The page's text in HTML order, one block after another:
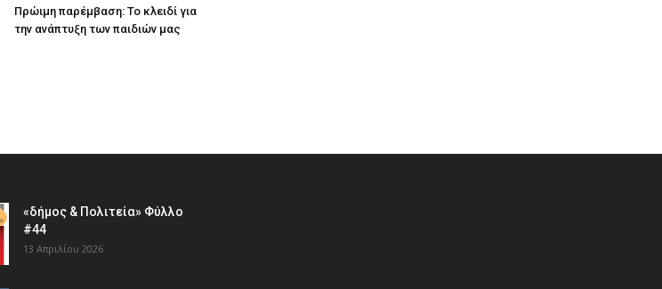
Πρώιμη παρέμβαση: Το κλειδί για
την ανάπτυξη των παιδιών µας
«δήμος & Πολιτεία» Φύλλο
#44
13 Απριλίου 2026